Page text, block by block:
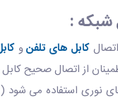
شبکه :
کابل های تلفنو
از اتصال صحیح
نوری استفاده می